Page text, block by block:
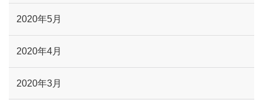
2020年5月
2020年4月
2020年3月